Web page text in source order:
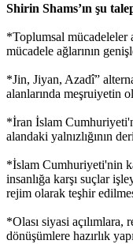
Shirin Shams’ın şu
*Toplumsal mücadeleler
mücadele ağlarının
*Jin, Jiyan, Azadî”
alanlarında meşruiyetin
*İran İslam
alandaki yalnızlığının
*İslam Cumhuriyeti'nin
insanlığa karşı suçlar
rejim olarak teşhir
*Olası siyasi açılımlara,
dönüşümlere hazırlık